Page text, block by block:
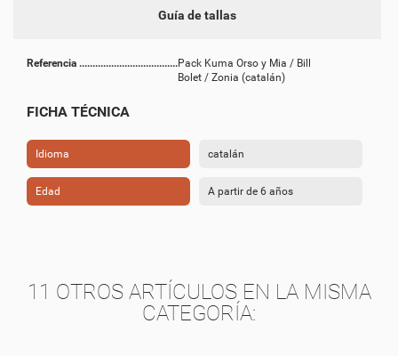
Guía de tallas
Referencia
Pack Kuma Orso y Mia / Bill
Bolet / Zonia (catalán)
FICHA TÉCNICA
Idioma catalán
Edad A partir de 6 años
11 OTROS ARTÍCULOS EN LA MISMA
CATEGORÍA: